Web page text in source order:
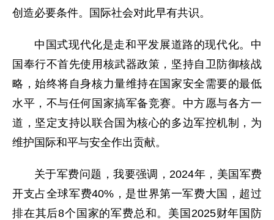
创造必要条件。国际社会对此早有共识。
中国式现代化是走和平发展道路的现代化。中
国奉行不首先使用核武器政策，坚持自卫防御核战
略，始终将自身核力量维持在国家安全需要的最低
水平，不与任何国家搞军备竞赛。中方愿与各方一
道，坚定支持以联合国为核心的多边军控机制，为
维护国际和平与安全作出贡献。
关于军费问题，我要强调，2024年，美国军费
开支占全球军费40%，是世界第一军费大国，超过
排在其后8个国家的军费总和。美国2025财年国防